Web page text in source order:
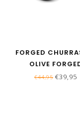
FORGED
OLIVE
SERVEERPAN
€44,95 €39,95